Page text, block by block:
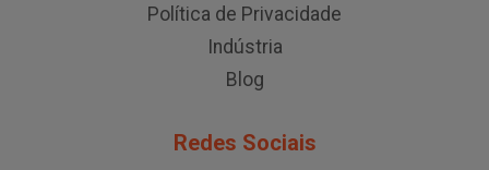
Política de Privacidade
Indústria
Blog
Redes Sociais